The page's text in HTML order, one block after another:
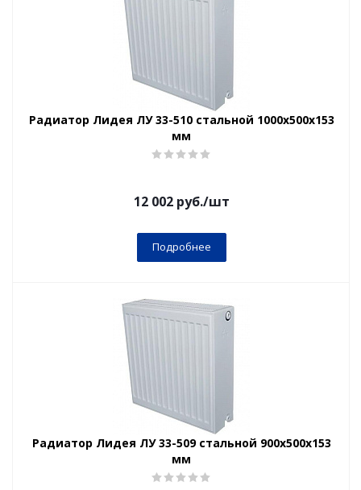
Радиатор Лидея ЛУ 33-510 стальной 1000x500x153
мм
12 002руб./шт
Подробнее
Радиатор Лидея ЛУ 33-509 стальной 900x500x153
мм